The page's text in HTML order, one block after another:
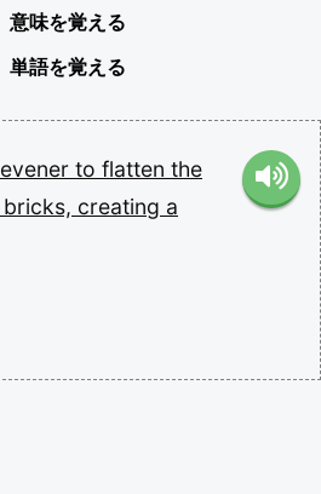
意味を覚える
単語を覚える
evener to flatten the
bricks, creating a